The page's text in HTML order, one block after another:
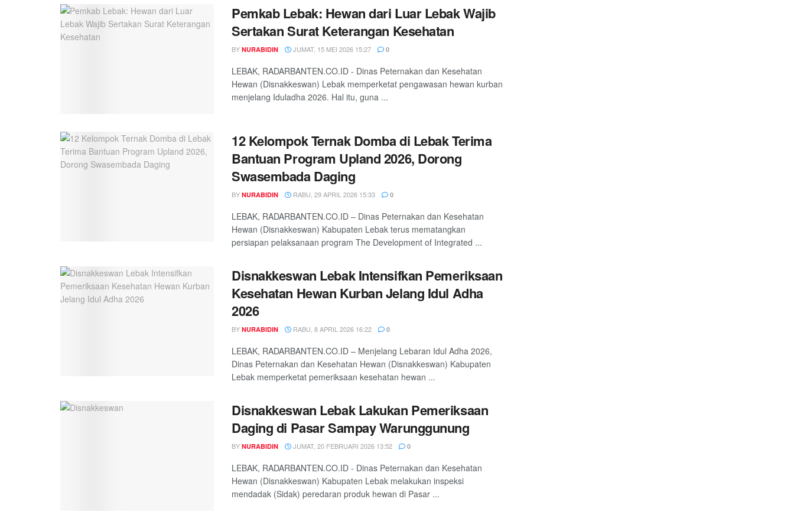
Pemkab Lebak: Hewan dari Luar Lebak Wajib
Sertakan Surat Keterangan Kesehatan
BY NURABIDIN JUMAT, 15 MEI 2026 15:27 0
LEBAK, RADARBANTEN.CO.ID - Dinas Peternakan dan Kesehatan
Hewan (Disnakkeswan) Lebak memperketat pengawasan hewan kurban
menjelang Iduladha 2026. Hal itu, guna ...
12 Kelompok Ternak Domba di Lebak Terima
Bantuan Program Upland 2026, Dorong
Swasembada Daging
BY NURABIDIN RABU, 29 APRIL 2026 15:33 0
LEBAK, RADARBANTEN.CO.ID – Dinas Peternakan dan Kesehatan
Hewan (Disnakkeswan) Kabupaten Lebak terus mematangkan
persiapan pelaksanaan program The Development of Integrated ...
Disnakkeswan Lebak Intensifkan Pemeriksaan
Kesehatan Hewan Kurban Jelang Idul Adha
2026
BY NURABIDIN RABU, 8 APRIL 2026 16:22 0
LEBAK, RADARBANTEN.CO.ID – Menjelang Lebaran Idul Adha 2026,
Dinas Peternakan dan Kesehatan Hewan (Disnakkeswan) Kabupaten
Lebak memperketat pemeriksaan kesehatan hewan ...
Disnakkeswan Lebak Lakukan Pemeriksaan
Daging di Pasar Sampay Warunggunung
BY NURABIDIN JUMAT, 20 FEBRUARI 2026 13:52 0
LEBAK, RADARBANTEN.CO.ID - Dinas Peternakan dan Kesehatan
Hewan (Disnakkeswan) Kabupaten Lebak melakukan inspeksi
mendadak (Sidak) peredaran produk hewan di Pasar ...